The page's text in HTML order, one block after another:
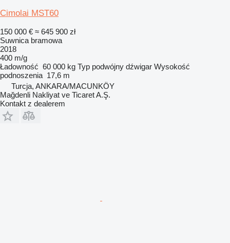
Cimolai MST60
150 000 € ≈ 645 900 zł
Suwnica bramowa
2018
400 m/g
Ładowność 60 000 kg Typ podwójny dźwigar Wysokość
podnoszenia 17,6 m
Turcja, ANKARA/MACUNKÖY
Mağdenli Nakliyat ve Ticaret A.Ş.
Kontakt z dealerem